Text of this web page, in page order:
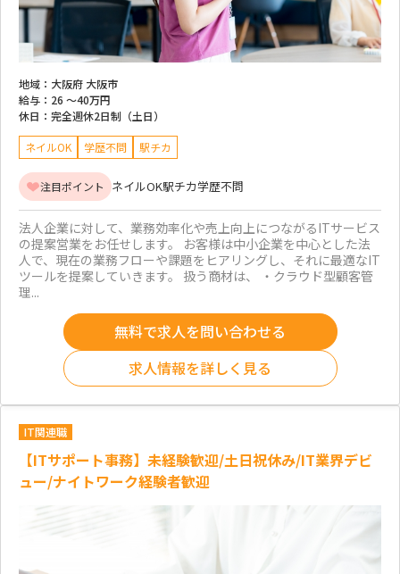
地域： 大阪府 大阪市
給与： 26 ～40万円
休日： 完全週休2日制（土日）
ネイルOK 学歴不問 駅チカ
注目ポイント ネイルOK駅チカ学歴不問
法人企業に対して、業務効率化や売上向上につながるITサービス
の提案営業をお任せします。 お客様は中小企業を中心とした法
人で、現在の業務フローや課題をヒアリングし、それに最適なIT
ツールを提案していきます。 扱う商材は、 ・クラウド型顧客管
理...
無料で求人を問い合わせる
求人情報を詳しく見る
IT関連職
【ITサポート事務】未経験歓迎/土日祝休み/IT業界デビ
ュー/ナイトワーク経験者歓迎